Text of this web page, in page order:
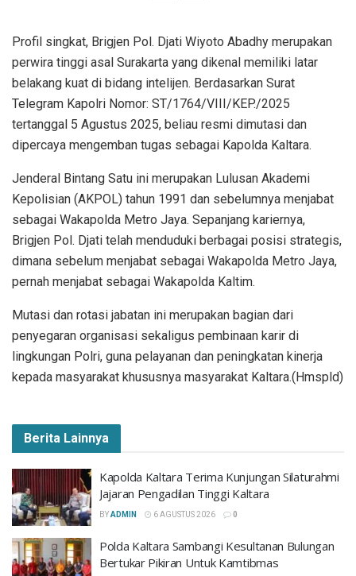
Profil singkat, Brigjen Pol. Djati Wiyoto Abadhy merupakan
perwira tinggi asal Surakarta yang dikenal memiliki latar
belakang kuat di bidang intelijen. Berdasarkan Surat
Telegram Kapolri Nomor: ST/1764/VIII/KEP./2025
tertanggal 5 Agustus 2025, beliau resmi dimutasi dan
dipercaya mengemban tugas sebagai Kapolda Kaltara.
Jenderal Bintang Satu ini merupakan Lulusan Akademi
Kepolisian (AKPOL) tahun 1991 dan sebelumnya menjabat
sebagai Wakapolda Metro Jaya. Sepanjang kariernya,
Brigjen Pol. Djati telah menduduki berbagai posisi strategis,
dimana sebelum menjabat sebagai Wakapolda Metro Jaya,
pernah menjabat sebagai Wakapolda Kaltim.
Mutasi dan rotasi jabatan ini merupakan bagian dari
penyegaran organisasi sekaligus pembinaan karir di
lingkungan Polri, guna pelayanan dan peningkatan kinerja
kepada masyarakat khususnya masyarakat Kaltara.(Hmspld)
Berita Lainnya
Kapolda Kaltara Terima Kunjungan Silaturahmi
Jajaran Pengadilan Tinggi Kaltara
BYADMIN 6 AGUSTUS 2026 0
Polda Kaltara Sambangi Kesultanan Bulungan
Bertukar Pikiran Untuk Kamtibmas